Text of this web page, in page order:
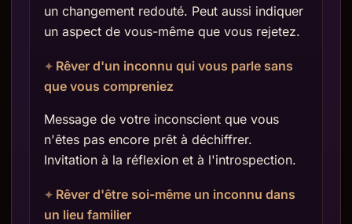
un changement redouté. Peut aussi indiquer
un aspect de vous-même que vous rejetez.
Rêver d'un inconnu qui vous parle sans
que vous compreniez
Message de votre inconscient que vous
n'êtes pas encore prêt à déchiffrer.
Invitation à la réflexion et à l'introspection.
Rêver d'être soi-même un inconnu dans
un lieu familier